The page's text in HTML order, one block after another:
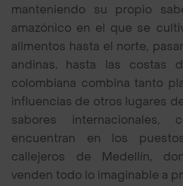
manteniendo su propio
amazónico en el que se
alimentos hasta el norte,
andinas, hasta las costas
colombiana combina tanto
influencias de otros lugares
sabores
encuentran en los
callejeros de Medellín,
venden todo lo imaginable a